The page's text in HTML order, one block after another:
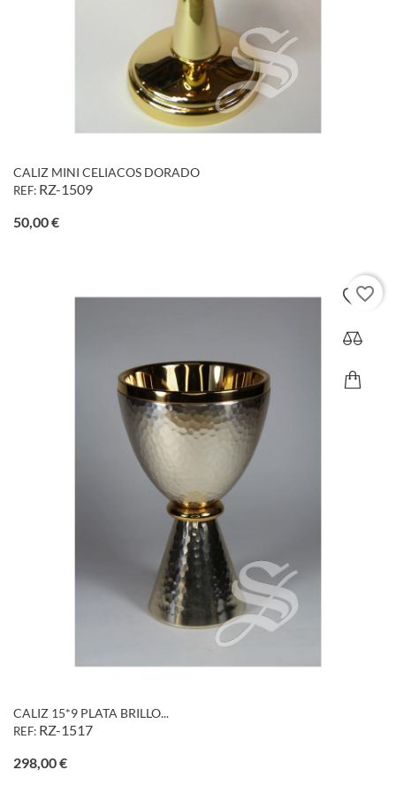
CALIZ MINI CELIACOS DORADO
REF: RZ-1509
50,00 €Precio
CALIZ 15*9 PLATA BRILLO...
REF: RZ-1517
298,00 €Precio
favorite_border